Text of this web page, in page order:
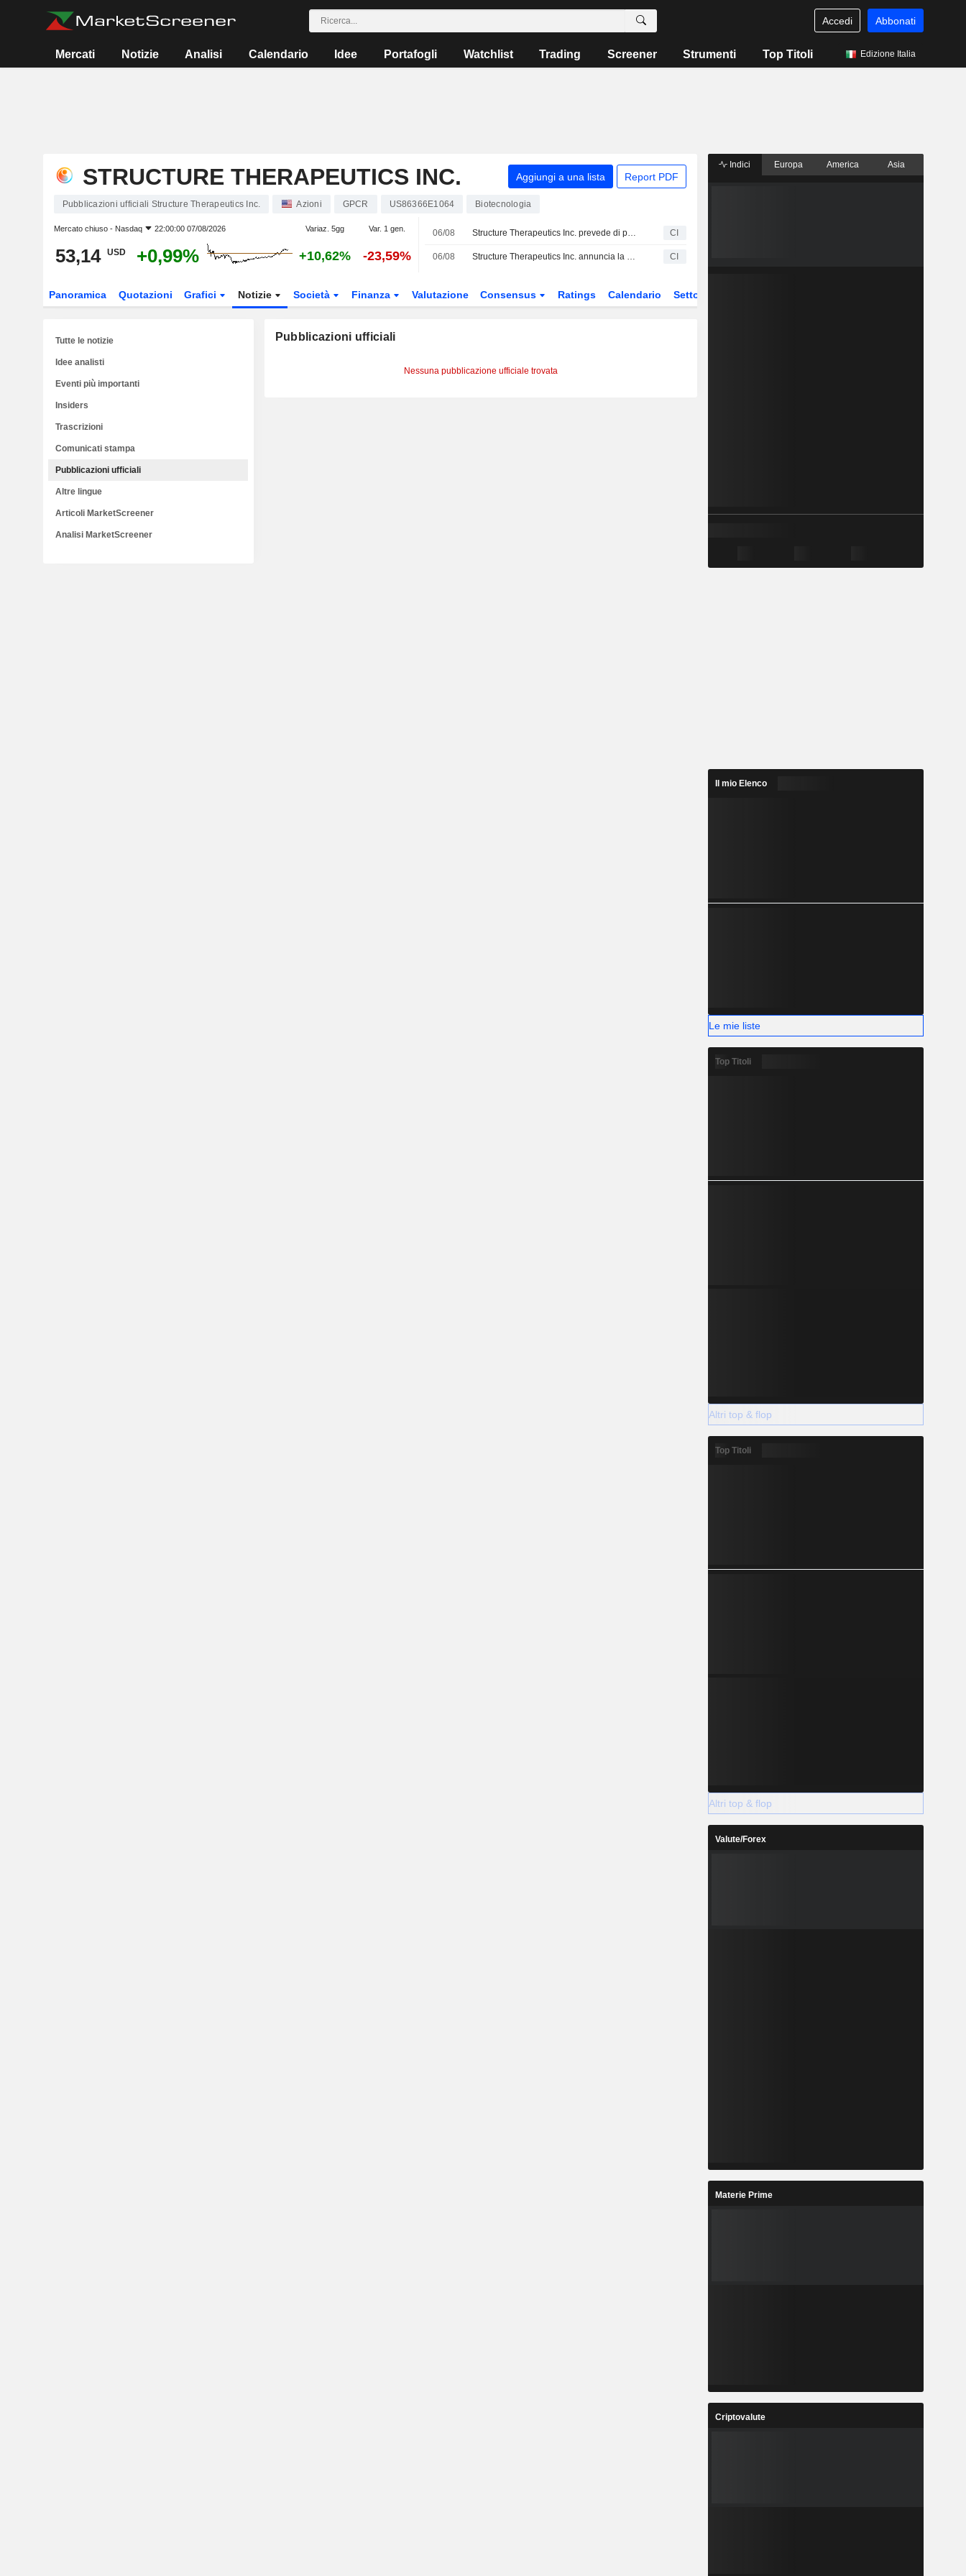
Accedi Abbonati
Mercati Notizie Analisi Calendario Idee Portafogli Watchlist Trading Screener Strumenti Top Titoli Edizione Italia
STRUCTURE THERAPEUTICS INC. Aggiungi a una lista Report PDF
Pubblicazioni ufficiali Structure Therapeutics Inc. Azioni GPCR US86366E1064 Biotecnologia
Mercato chiuso - Nasdaq 22:00:00 07/08/2026 Variaz. 5gg Var. 1 gen.
53,14 USD +0,99% +10,62% -23,59%
06/08 Structure Therapeutics Inc. prevede di pubblicare nuovi dati dai trial clinici su Aleniglipron nella seconda metà del 2026 CI
06/08 Structure Therapeutics Inc. annuncia la nomina di John Berrios a Chief Commercial Officer CI
Panoramica Quotazioni Grafici Notizie Società Finanza Valutazione Consensus Ratings Calendario Settore
Pubblicazioni ufficiali
Nessuna pubblicazione ufficiale trovata
Tutte le notizie
Idee analisti
Eventi più importanti
Insiders
Trascrizioni
Comunicati stampa
Pubblicazioni ufficiali
Altre lingue
Articoli MarketScreener
Analisi MarketScreener
Indici Europa America Asia
Il mio Elenco
Le mie liste
Top Titoli
Altri top & flop
Top Titoli
Altri top & flop
Valute/Forex
Materie Prime
Criptovalute